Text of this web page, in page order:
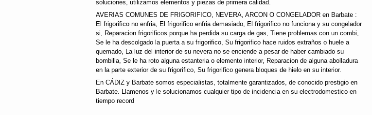
soluciones, utilizamos elementos y piezas de primera calidad.
AVERIAS COMUNES DE FRIGORIFICO, NEVERA, ARCON O CONGELADOR en Barbate :
El frigorifico no enfria, El frigorifico enfria demasiado, El frigorifico no funciona y su congelador
si, Reparacion frigorificos porque ha perdida su carga de gas, Tiene problemas con un combi,
Se le ha descolgado la puerta a su frigorifico, Su frigorifico hace ruidos extraños o huele a
quemado, La luz del interior de su nevera no se enciende a pesar de haber cambiado su
bombilla, Se le ha roto alguna estanteria o elemento interior, Reparacion de alguna abolladura
en la parte exterior de su frigorifico, Su frigorifico genera bloques de hielo en su interior.
En CÁDIZ y Barbate somos especialistas, totalmente garantizados, de conocido prestigio en
Barbate. Llamenos y le solucionamos cualquier tipo de incidencia en su electrodomestico en
tiempo record